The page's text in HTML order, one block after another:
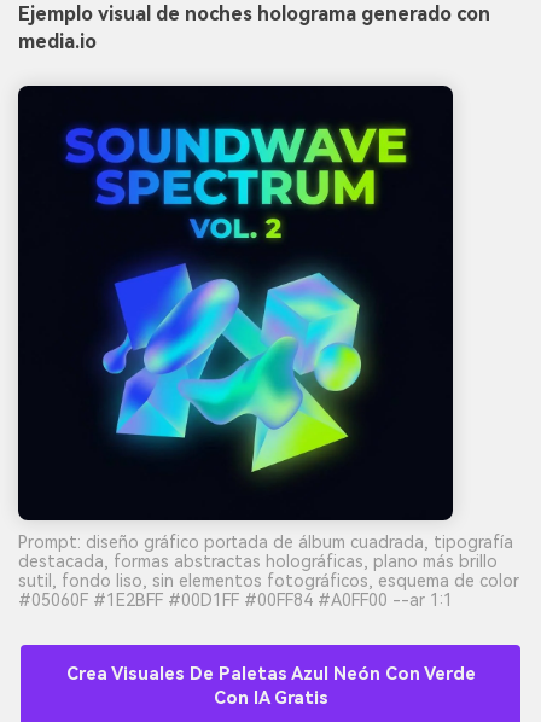
Ejemplo visual de noches holograma generado con
media.io
Prompt: diseño gráfico portada de álbum cuadrada, tipografía
destacada, formas abstractas holográficas, plano más brillo
sutil, fondo liso, sin elementos fotográficos, esquema de color
#05060F #1E2BFF #00D1FF #00FF84 #A0FF00 --ar 1:1
Crea Visuales De Paletas Azul Neón Con Verde
Con IA Gratis